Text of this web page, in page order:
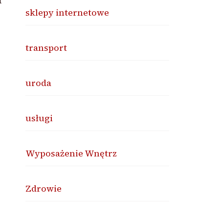
sklepy internetowe
transport
uroda
usługi
Wyposażenie Wnętrz
Zdrowie